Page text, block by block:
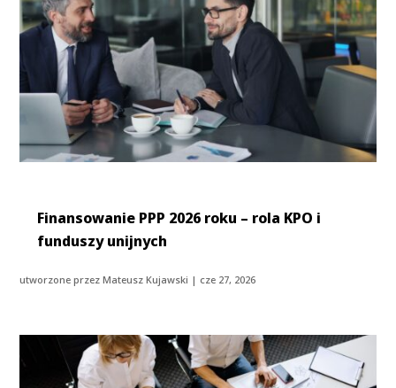
Finansowanie PPP 2026 roku – rola KPO i
funduszy unijnych
utworzone przezMateusz Kujawski | cze 27, 2026